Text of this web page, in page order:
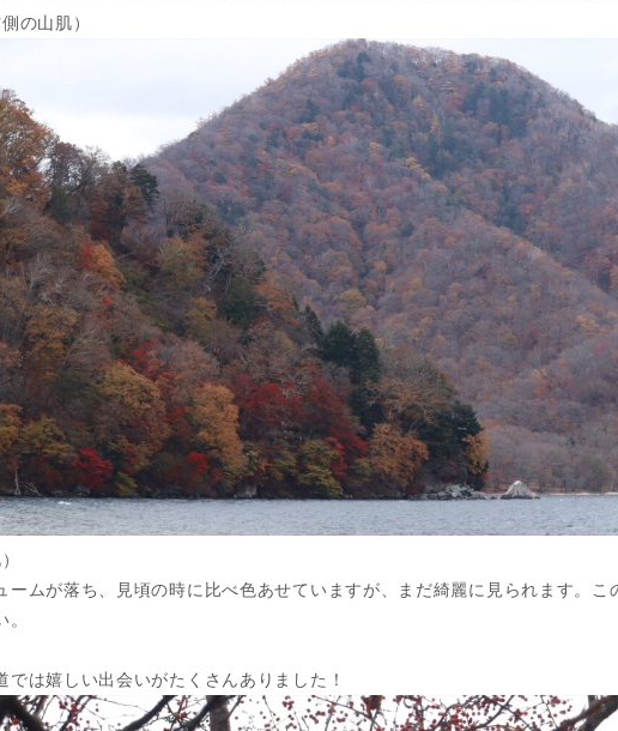
の山肌）
ームが落ち、見頃の時に比べ色あせていますが、まだ綺麗に見られます。
では嬉しい出会いがたくさんありました！